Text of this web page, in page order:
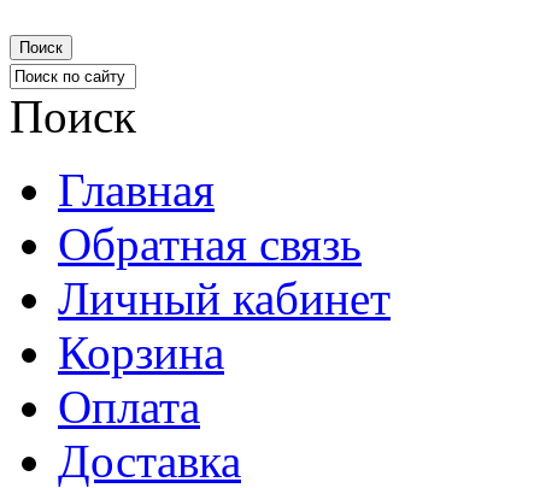
Поиск
Поиск
Главная
Обратная связь
Личный кабинет
Корзина
Оплата
Доставка